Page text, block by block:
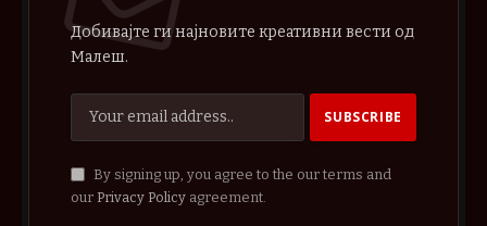
Добивајте ги најновите креативни вести од
Малеш.
By signing up, you agree to the our terms and
our Privacy Policyagreement.